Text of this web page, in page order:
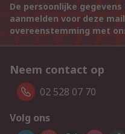
De persoonlijke
aanmelden voor deze
overeenstemming met
Neem contact op
02 528 07 70
Volg ons